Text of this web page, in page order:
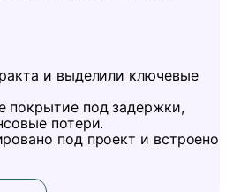
и выделили ключевые
покрытие под задержки,
потери.
под проект и встроено